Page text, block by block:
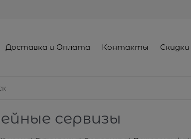
Доставка и Оплата Контакты Скидки
сервизы